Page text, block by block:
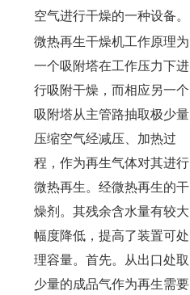
空气进行干燥的一种设备。
微热再生干燥机工作原理为
一个吸附塔在工作压力下进
行吸附干燥，而相应另一个
吸附塔从主管路抽取极少量
压缩空气经减压、加热过
程，作为再生气体对其进行
微热再生。经微热再生的干
燥剂。其残余含水量有较大
幅度降低，提高了装置可处
理容量。首先。从出口处取
少量的成品气作为再生需要